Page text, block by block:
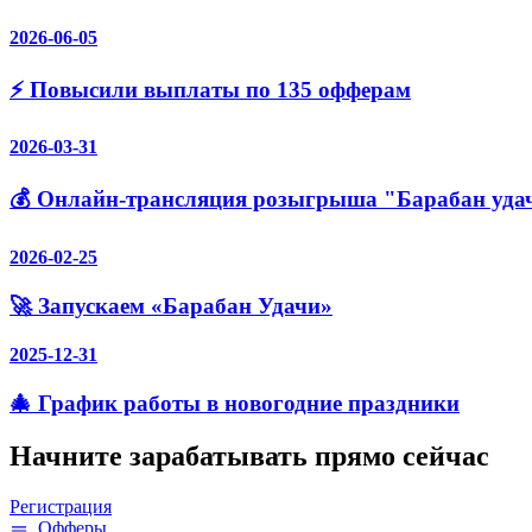
2026-06-05
⚡️ Повысили выплаты по 135 офферам
2026-03-31
💰 Онлайн-трансляция розыгрыша "Барабан
2026-02-25
🚀 Запускаем «Барабан Удачи»
2025-12-31
🎄 График работы в новогодние праздники
Начните зарабатывать прямо сейчас
Регистрация